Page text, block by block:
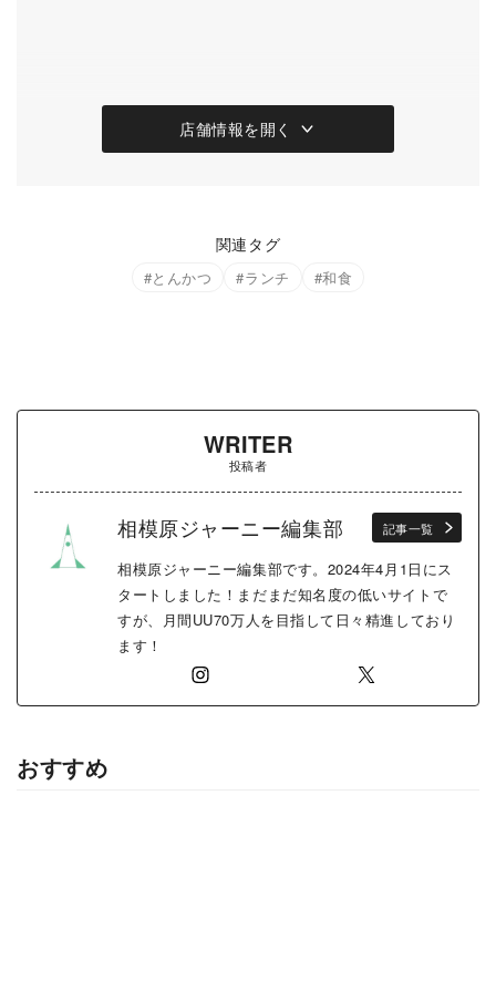
店舗情報を開く
関連タグ
とんかつ ランチ 和食
WRITER
投稿者
相模原ジャーニー編集部 記事一覧
相模原ジャーニー編集部です。2024年4月1日にス
タートしました！まだまだ知名度の低いサイトで
すが、月間UU70万人を目指して日々精進しており
ます！
おすすめ